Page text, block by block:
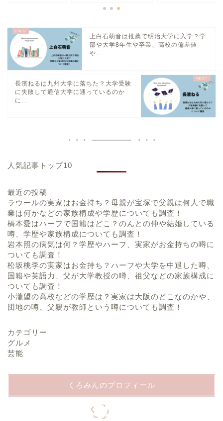
上白石萌音は推薦で明治大学に入学？学
部や大学8年生や卒業、高校の偏差値
や...
長濱ねるは九州大学に落ちた？大学受験
に失敗して通信大学に通っているのか
に...
人気記事トップ10
最近の投稿
ラウールの実家はお金持ち？母親が宝塚で父親は何人で職
業は何かなどの家族構成や学歴についても調査！
橋本愛はハーフで国籍はどこ？のんとの仲や結婚している
噂、学歴や家族構成についても調査！
岩本照の病気は何？学歴やハーフ、実家がお金持ちの噂に
ついても調査！
松坂桃李の実家はお金持ち？ハーフや大学を中退した噂、
国籍や英語力、父が大学教授の噂、祖父などの家族構成に
ついても調査！
小瀧望の高校などの学歴は？実家は大阪のどこなのかや、
団地の噂、父親が教師という噂についても調査！
カテゴリー
グルメ
芸能
くろみんのプロフィール